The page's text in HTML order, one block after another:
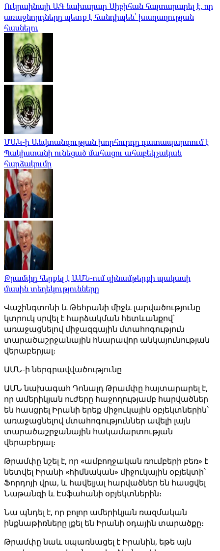
Ուկրաինայի ԱԳ նախարար Սիբիհան հայտարարել է, որ
առաջնորդները պետք է հանդիպեն՝ խաղաղության
հասնելու
ՄԱԿ-ի Անվտանգության խորհուրդը դատապարտում է
Պակիստանի ունեցած մահացու ահաբեկչական
հարձակումը
Թրամփը հերքել է ԱՄՆ-ում զինամթերքի պակասի
մասին տեղեկությունները
Վաշինգտոնի և Թեհրանի միջև լարվածությունը
կտրուկ սրվել է հարձակման հետևանքով՝
առաջացնելով միջազգային մտահոգություն
տարածաշրջանային հնարավոր անկայունության
վերաբերյալ։
ԱՄՆ-ի ներգրավվածությունը
ԱՄՆ նախագահ Դոնալդ Թրամփը հայտարարել է,
որ ամերիկյան ուժերը հաջողությամբ հարվածներ
են հասցրել Իրանի երեք միջուկային օբյեկտներին՝
առաջացնելով մտահոգություններ ավելի լայն
տարածաշրջանային հակամարտության
վերաբերյալ։
Թրամփը նշել է, որ «ամբողջական ռումբերի բեռ» է
նետվել Իրանի «հիմնական» միջուկային օբյեկտի՝
Ֆորդոյի վրա, և հավելյալ հարվածներ են հասցվել
Նաթանզի և Էսֆահանի օբյեկտներին։
Նա պնդել է, որ բոլոր ամերիկյան ռազմական
ինքնաթիռները լքել են Իրանի օդային տարածքը։
Թրամփը նաև սպառնացել է Իրանին, եթե այն